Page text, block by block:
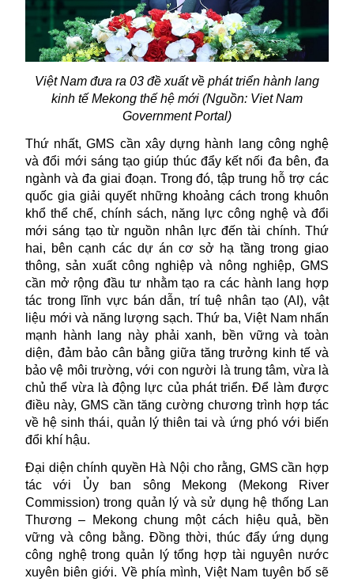
Việt Nam đưa ra 03 đề xuất về phát triển hành lang
kinh tế Mekong thế hệ mới (Nguồn: Viet Nam
Government Portal)
Thứ nhất, GMS cần xây dựng hành lang công nghệ
và đổi mới sáng tạo giúp thúc đẩy kết nối đa bên, đa
ngành và đa giai đoạn. Trong đó, tập trung hỗ trợ các
quốc gia giải quyết những khoảng cách trong khuôn
khổ thể chế, chính sách, năng lực công nghệ và đổi
mới sáng tạo từ nguồn nhân lực đến tài chính. Thứ
hai, bên cạnh các dự án cơ sở hạ tầng trong giao
thông, sản xuất công nghiệp và nông nghiệp, GMS
cần mở rộng đầu tư nhằm tạo ra các hành lang hợp
tác trong lĩnh vực bán dẫn, trí tuệ nhân tạo (AI), vật
liệu mới và năng lượng sạch. Thứ ba, Việt Nam nhấn
mạnh hành lang này phải xanh, bền vững và toàn
diện, đảm bảo cân bằng giữa tăng trưởng kinh tế và
bảo vệ môi trường, với con người là trung tâm, vừa là
chủ thể vừa là động lực của phát triển. Để làm được
điều này, GMS cần tăng cường chương trình hợp tác
về hệ sinh thái, quản lý thiên tai và ứng phó với biến
đổi khí hậu.
Đại diện chính quyền Hà Nội cho rằng, GMS cần hợp
tác với Ủy ban sông Mekong (Mekong River
Commission) trong quản lý và sử dụng hệ thống Lan
Thương – Mekong chung một cách hiệu quả, bền
vững và công bằng. Đồng thời, thúc đẩy ứng dụng
công nghệ trong quản lý tổng hợp tài nguyên nước
xuyên biên giới. Về phía mình, Việt Nam tuyên bố sẽ